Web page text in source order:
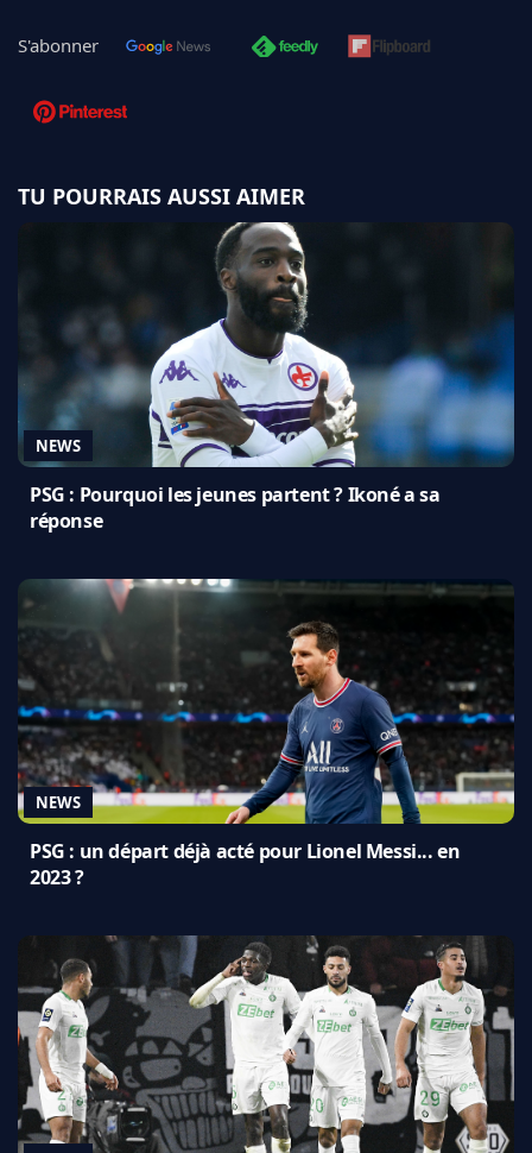
S'abonner
TU POURRAIS AUSSI AIMER
NEWS
PSG : Pourquoi les jeunes partent ? Ikoné a sa
réponse
NEWS
PSG : un départ déjà acté pour Lionel Messi... en
2023 ?